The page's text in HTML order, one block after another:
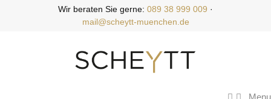
Wir beraten Sie gerne: 089 38 999 009 ·
mail@scheytt-muenchen.de